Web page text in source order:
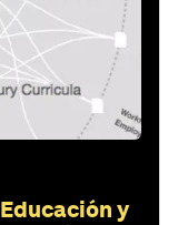
Educación y